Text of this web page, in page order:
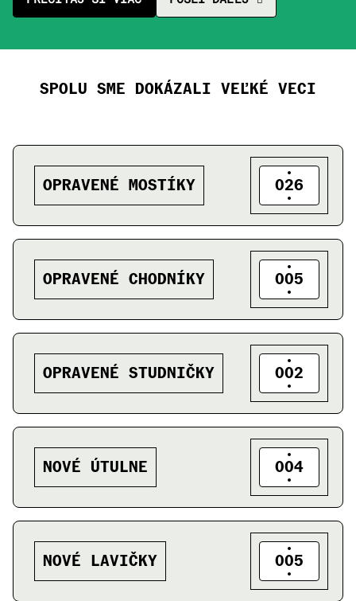
SPOLU SME DOKÁZALI VEĽKÉ VECI
OPRAVENÉ MOSTÍKY 026
OPRAVENÉ CHODNÍKY 005
OPRAVENÉ STUDNIČKY 002
NOVÉ ÚTULNE 004
NOVÉ LAVIČKY 005